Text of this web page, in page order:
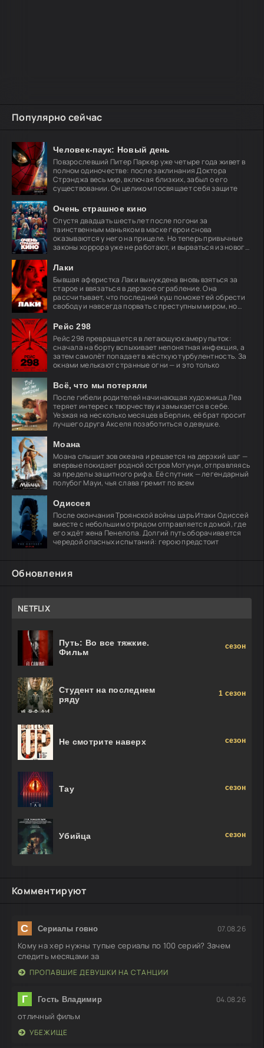
Популярно сейчас
Человек-паук: Новый день
Повзрослевший Питер Паркер уже четыре года живет в
полном одиночестве: после заклинания Доктора
Стрэнджа весь мир, включая близких, забыл о его
существовании. Он целиком посвящает себя защите
Очень страшное кино
Спустя двадцать шесть лет после погони за
таинственным маньяком в маске герои снова
оказываются у него на прицеле. Но теперь привычные
законы хоррора уже не работают, и вырваться из нового
Лаки
Бывшая аферистка Лаки вынуждена вновь взяться за
старое и ввязаться в дерзкое ограбление. Она
рассчитывает, что последний куш поможет ей обрести
свободу и навсегда порвать с преступным миром, но
Рейс 298
Рейс 298 превращается в летающую камеру пыток:
сначала на борту вспыхивает непонятная инфекция, а
затем самолёт попадает в жёсткую турбулентность. За
окнами мелькают странные огни — и это только
Всё, что мы потеряли
После гибели родителей начинающая художница Леа
теряет интерес к творчеству и замыкается в себе.
Уезжая на несколько месяцев в Берлин, её брат просит
лучшего друга Акселя позаботиться о девушке.
Моана
Моана слышит зов океана и решается на дерзкий шаг —
впервые покидает родной остров Мотунуи, отправляясь
за пределы защитного рифа. Её спутник — легендарный
полубог Мауи, чья слава гремит по всем
Одиссея
После окончания Троянской войны царь Итаки Одиссей
вместе с небольшим отрядом отправляется домой, где
его ждёт жена Пенелопа. Долгий путь оборачивается
чередой опасных испытаний: герою предстоит
Обновления
NETFLIX
Путь: Во все тяжкие.
Фильм
сезон
Студент на последнем
ряду
1 сезон
Не смотрите наверх сезон
Тау сезон
Убийца сезон
Комментируют
С Сериалы говно 07.08.26
Кому на хер нужны тупые сериалы по 100 серий? Зачем
следить месяцами за
ПРОПАВШИЕ ДЕВУШКИ НА СТАНЦИИ
Г Гость Владимир 04.08.26
отличный фильм
УБЕЖИЩЕ